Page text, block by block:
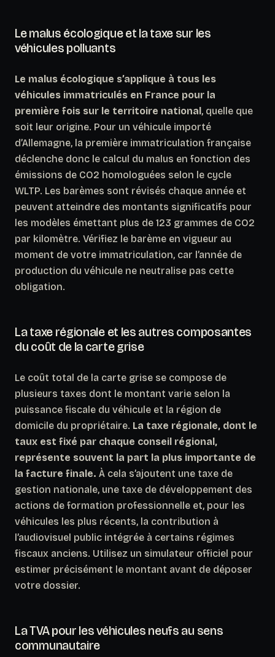
Le malus écologique et la taxe sur les
véhicules polluants
Le malus écologique s’applique à tous les
véhicules immatriculés en France pour la
première fois sur le territoire national, quelle que
soit leur origine. Pour un véhicule importé
d’Allemagne, la première immatriculation française
déclenche donc le calcul du malus en fonction des
émissions de CO2 homologuées selon le cycle
WLTP. Les barèmes sont révisés chaque année et
peuvent atteindre des montants significatifs pour
les modèles émettant plus de 123 grammes de CO2
par kilomètre. Vérifiez le barème en vigueur au
moment de votre immatriculation, car l’année de
production du véhicule ne neutralise pas cette
obligation.
La taxe régionale et les autres composantes
du coût de la carte grise
Le coût total de la carte grise se compose de
plusieurs taxes dont le montant varie selon la
puissance fiscale du véhicule et la région de
domicile du propriétaire. La taxe régionale, dont le
taux est fixé par chaque conseil régional,
représente souvent la part la plus importante de
la facture finale. À cela s’ajoutent une taxe de
gestion nationale, une taxe de développement des
actions de formation professionnelle et, pour les
véhicules les plus récents, la contribution à
l’audiovisuel public intégrée à certains régimes
fiscaux anciens. Utilisez un simulateur officiel pour
estimer précisément le montant avant de déposer
votre dossier.
La TVA pour les véhicules neufs au sens
communautaire